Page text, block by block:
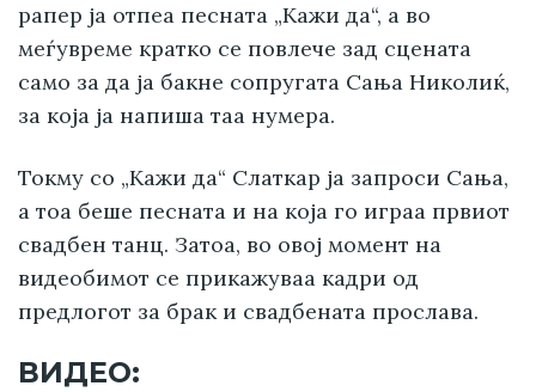
рапер ја отпеа песната „Кажи да“, а во
меѓувреме кратко се повлече зад сцената
само за да ја бакне сопругата Сања Николиќ,
за која ја напиша таа нумера.
Токму со „Кажи да“ Слаткар ја запроси Сања,
а тоа беше песната и на која го играа првиот
свадбен танц. Затоа, во овој момент на
видеобимот се прикажуваа кадри од
предлогот за брак и свадбената прослава.
ВИДЕО: